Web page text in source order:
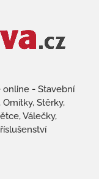
online - Stavební
Stěrky,
Válečky,